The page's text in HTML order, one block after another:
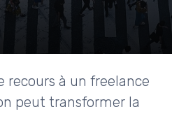
recours à un freelance
peut transformer la